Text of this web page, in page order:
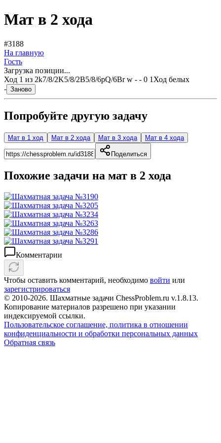
Мат в 2 хода
#3188
На главную
Гость
Загрузка позиции...
Ход 1 из 2k7/8/2K5/8/2B5/8/6pQ/6Br w - - 0 1 Ход белых
- Заново
Попробуйте другую задачу
Мат в 1 ход Мат в 2 хода Мат в 3 хода Мат в 4 хода
Поделиться
Похожие задачи на мат в 2 хода
Комментарии
Чтобы оставить комментарий, необходимо войти или
зарегистрироваться
© 2010-2026. Шахматные задачи ChessProblem.ru v.1.8.13.
Копирование материалов разрешено при указании
индексируемой ссылки.
Пользовательское соглашение, политика в отношении
конфиденциальности и обработки персональных данных
Обратная связь